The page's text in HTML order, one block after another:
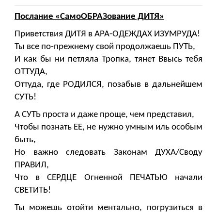
Послание «СамоОБРАЗование ДИТЯ»
Приветствия ДИТЯ в АРА-ОДЕЖДАХ ИЗУМРУДА!
Ты все по-прежнему свой продолжаешь ПУТЬ,
И как бы ни петляла Тропка, тянет Ввысь тебя
ОТТУДА,
Оттуда, где РОДИЛСЯ, позабыв в дальнейшем
СУТЬ!
А СУТЬ проста и даже проще, чем представил,
Чтобы познать ЕЕ, не нужно умным иль особым
быть,
Но важно следовать Законам ДУХА/Своду
ПРАВИЛ,
Что в СЕРДЦЕ Огненной ПЕЧАТЬЮ начали
СВЕТИТЬ!
Ты можешь отойти ментально, погрузиться в